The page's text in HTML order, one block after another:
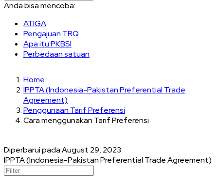
Anda bisa mencoba:
ATIGA
Pengajuan TRQ
Apa itu PKBSI
Perbedaan satuan
Home
IPPTA (Indonesia-Pakistan Preferential Trade
Agreement)
Penggunaan Tarif Preferensi
Cara menggunakan Tarif Preferensi
Diperbarui padaAugust 29, 2023
IPPTA (Indonesia-Pakistan Preferential Trade Agreement)